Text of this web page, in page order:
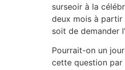
surseoir à la
deux mois à partir
soit de demander
Pourrait-on un
cette question par